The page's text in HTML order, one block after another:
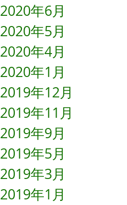
2020年6月
2020年5月
2020年4月
2020年1月
2019年12月
2019年11月
2019年9月
2019年5月
2019年3月
2019年1月